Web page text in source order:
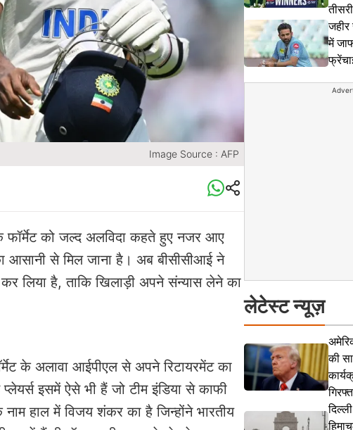
Image Source : AFP
को जल्द अलविदा कहते हुए नजर आए
आसानी से मिल जाना है। अब बीसीसीआई ने
लिया है, ताकि खिलाड़ी अपने संन्यास लेने का
के अलावा आईपीएल से अपने रिटायरमेंट का
इसमें ऐसे भी हैं जो टीम इंडिया से काफी
हाल में विजय शंकर का है जिन्होंने भारतीय
जहीर
में
लेटेस्ट न्यूज़
की